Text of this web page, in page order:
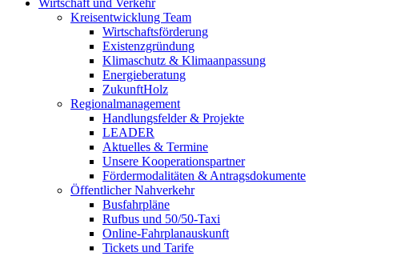
Wirtschaft und Verkehr
Kreisentwicklung Team
Wirtschaftsförderung
Existenzgründung
Klimaschutz & Klimaanpassung
Energieberatung
ZukunftHolz
Regionalmanagement
Handlungsfelder & Projekte
LEADER
Aktuelles & Termine
Unsere Kooperationspartner
Fördermodalitäten & Antragsdokumente
Öffentlicher Nahverkehr
Busfahrpläne
Rufbus und 50/50-Taxi
Online-Fahrplanauskunft
Tickets und Tarife